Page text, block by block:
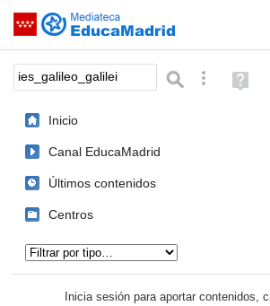
Saltar navegación
Palabra o frase: BúsquedaAyuda
(en
Inicio
Canal EducaMadrid
Últimos contenidos
Centros
Inicia sesión para aportar contenidos,